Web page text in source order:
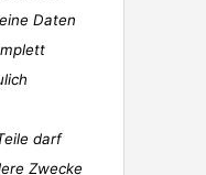
Daten
darf
Zwecke